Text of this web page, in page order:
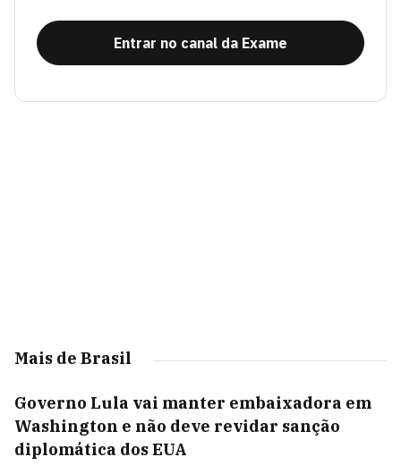
Entrar no canal da Exame
Mais de Brasil
Governo Lula vai manter embaixadora em
Washington e não deve revidar sanção
diplomática dos EUA